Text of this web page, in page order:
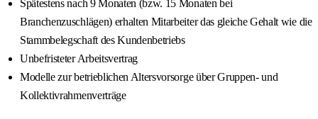
Spätestens nach 9 Monaten (bzw. 15 Monaten bei
Branchenzuschlägen) erhalten Mitarbeiter das gleiche Gehalt wie die
Stammbelegschaft des Kundenbetriebs
Unbefristeter Arbeitsvertrag
Modelle zur betrieblichen Altersvorsorge über Gruppen- und
Kollektivrahmenverträge